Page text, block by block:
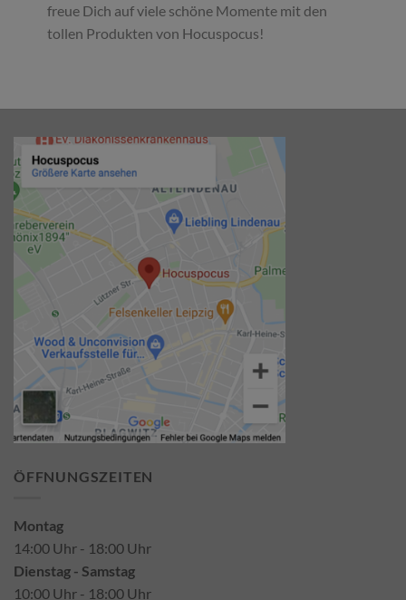
freue Dich auf viele schöne Momente mit den
tollen Produkten von Hocuspocus!
ÖFFNUNGSZEITEN
Montag
14:00 Uhr - 18:00 Uhr
Dienstag - Samstag
10:00 Uhr - 18:00 Uhr